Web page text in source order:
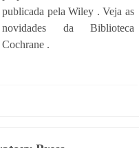
publicada pela Wiley . Veja as
novidades da Biblioteca
Cochrane .